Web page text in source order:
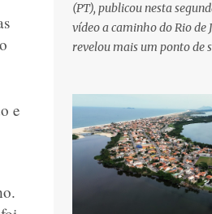
e
(PT), publicou nesta
vídeo a caminho do Rio de
revelou mais um ponto de
pessoal, para tratar da
construir no município
lançamento de foguetes e
declaração chamou
projeto, que colocaria
patamar de visibilidade